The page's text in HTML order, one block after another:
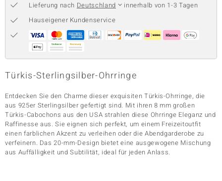
Lieferung nach Deutschland
innerhalb von 1-3 Tagen
Hauseigener Kundenservice
Türkis-Sterlingsilber-Ohrringe
Entdecken Sie den Charme dieser exquisiten Türkis-Ohrringe, die
aus 925er Sterlingsilber gefertigt sind. Mit ihren 8 mm großen
Türkis-Cabochons aus den USA strahlen diese Ohrringe Eleganz und
Raffinesse aus. Sie eignen sich perfekt, um einem Freizeitoutfit
einen farblichen Akzent zu verleihen oder die Abendgarderobe zu
verfeinern. Das 20-mm-Design bietet eine ausgewogene Mischung
aus Auffälligkeit und Subtilität, ideal für jeden Anlass.